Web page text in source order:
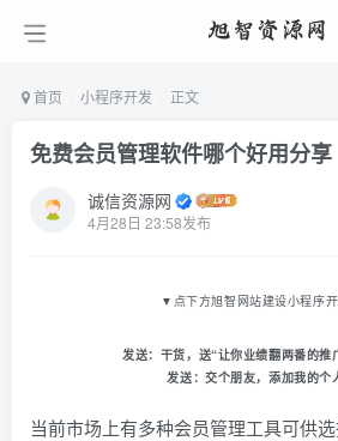
首页 小程序开发 正文
免费会员管理软件哪个好用分享
诚信资源网
4月28日 23:58发布
▼ 点下方旭智网站建设小程序
发送： 干货，送“让你业绩翻两番的推
发送：交个朋友，添加我的个
当前市场上有多种会员管理工具可供